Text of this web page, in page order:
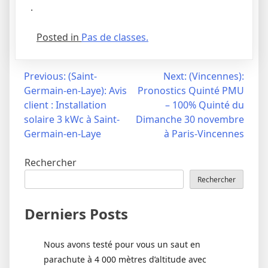
.
Posted in Pas de classes.
Navigation
l’article
Previous: (Saint-
Germain-en-Laye): Avis
client : Installation
solaire 3 kWc à Saint-
Germain-en-Laye
Next: (Vincennes):
Pronostics Quinté PMU
– 100% Quinté du
Dimanche 30 novembre
à Paris-Vincennes
Rechercher
Rechercher
Derniers Posts
Nous avons testé pour vous un saut en
parachute à 4 000 mètres d’altitude avec